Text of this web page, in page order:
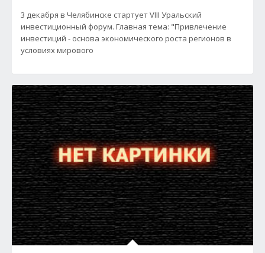
3 декабря в Челябинске стартует VIII Уральский
инвестиционный форум. Главная тема: "Привлечение
инвестиций - основа экономического роста регионов в
условиях мирового